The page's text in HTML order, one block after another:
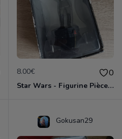
8.00€ 0
Star Wars - Figurine Pièce d'échecs Gran Moff Tarkin - Altaya
Gokusan29